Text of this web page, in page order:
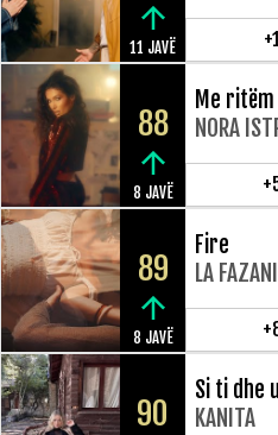
11 JAVË +1
88
8 JAVË
Me
NORA
89
8 JAVË
Fire
LA
90
Si ti dhe
KANITA